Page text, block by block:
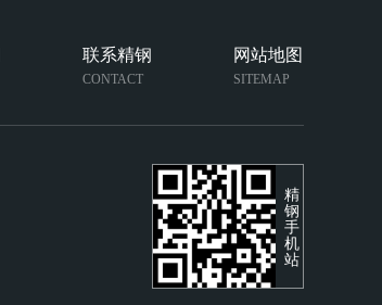
联系精钢
CONTACT
网站地图
SITEMAP
精
钢
手
机
站